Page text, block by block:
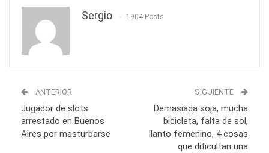
Sergio 1904 Posts
ANTERIOR
Jugador de slots
arrestado en Buenos
Aires por masturbarse
SIGUIENTE
Demasiada soja, mucha
bicicleta, falta de sol,
llanto femenino, 4 cosas
que dificultan una